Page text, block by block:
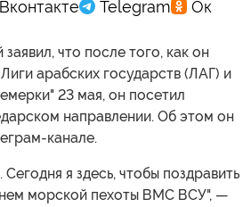
что после того, как он
арабских государств (ЛАГ) и
23 мая, он посетил
направлении. Об этом он
канале.
я здесь, чтобы поздравить
морской пехоты ВМС ВСУ", —